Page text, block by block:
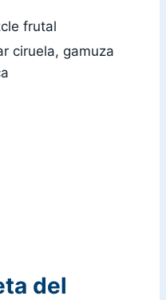
frutal
ciruela, gamuza
del